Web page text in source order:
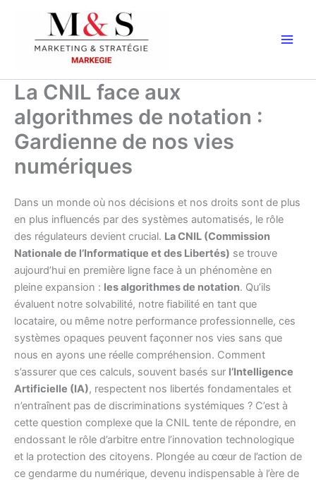
contenu
La CNIL face aux
algorithmes de notation :
Gardienne de nos vies
numériques
Dans un monde où nos décisions et nos droits sont de plus
en plus influencés par des systèmes automatisés, le rôle
des régulateurs devient crucial. La CNIL (Commission
Nationale de l’Informatique et des Libertés) se trouve
aujourd’hui en première ligne face à un phénomène en
pleine expansion : les algorithmes de notation. Qu’ils
évaluent notre solvabilité, notre fiabilité en tant que
locataire, ou même notre performance professionnelle, ces
systèmes opaques peuvent façonner nos vies sans que
nous en ayons une réelle compréhension. Comment
s’assurer que ces calculs, souvent basés sur l’Intelligence
Artificielle (IA), respectent nos libertés fondamentales et
n’entraînent pas de discriminations systémiques ? C’est à
cette question complexe que la CNIL tente de répondre, en
endossant le rôle d’arbitre entre l’innovation technologique
et la protection des citoyens. Plongée au cœur de l’action de
ce gendarme du numérique, devenu indispensable à l’ère de